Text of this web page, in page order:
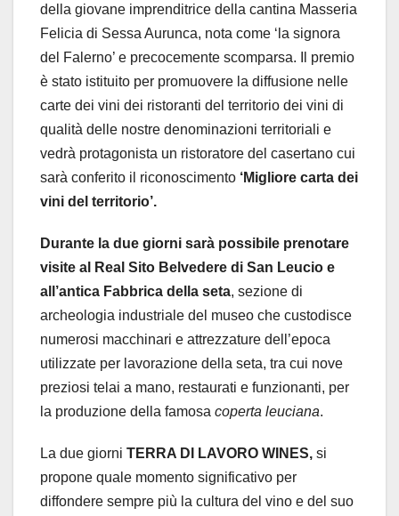
della giovane imprenditrice della cantina Masseria
Felicia di Sessa Aurunca, nota come ‘la signora
del Falerno’ e precocemente scomparsa. Il premio
è stato istituito per promuovere la diffusione nelle
carte dei vini dei ristoranti del territorio dei vini di
qualità delle nostre denominazioni territoriali e
vedrà protagonista un ristoratore del casertano cui
sarà conferito il riconoscimento ‘Migliore carta dei
vini del territorio’.
Durante la due giorni sarà possibile prenotare
visite al Real Sito Belvedere di San Leucio e
all’antica Fabbrica della seta, sezione di
archeologia industriale del museo che custodisce
numerosi macchinari e attrezzature dell’epoca
utilizzate per lavorazione della seta, tra cui nove
preziosi telai a mano, restaurati e funzionanti, per
la produzione della famosa coperta leuciana.
La due giorni TERRA DI LAVORO WINES, si
propone quale momento significativo per
diffondere sempre più la cultura del vino e del suo